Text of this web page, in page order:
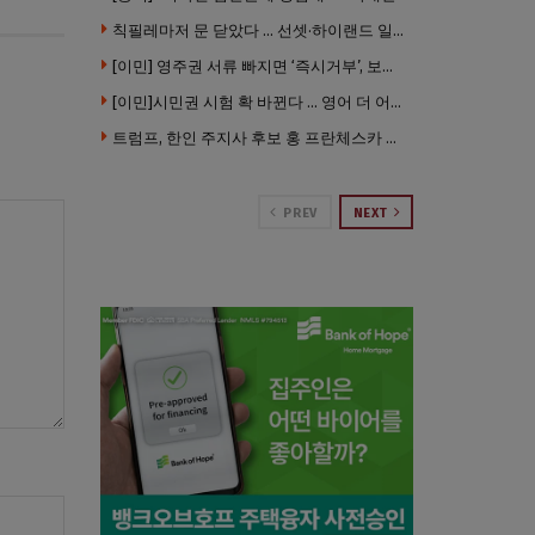
칙필레마저 문 닫았다 … 선셋·하이랜드 일대 ‘황량한 거리’로
[이민] 영주권 서류 빠지면 ‘즉시거부’, 보완기회 없다 … 이민심사 8월부터 확 바뀐다
[이민]시민권 시험 확 바뀐다 … 영어 더 어렵게, 민간시험 도입 추진
트럼프, 한인 주지사 후보 홍 프란체스카 정조준 … “미치광이다”
PREV NEXT